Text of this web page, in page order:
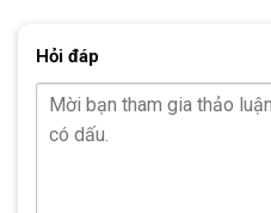
Hỏi đáp